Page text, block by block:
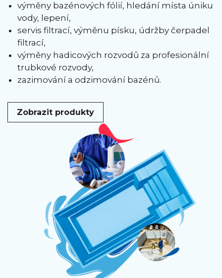
výměny bazénových fólií, hledání místa úniku
vody, lepení,
servis filtrací, výměnu písku, údržby čerpadel
filtrací,
výměny hadicových rozvodů za profesionální
trubkové rozvody,
zazimování a odzimování bazénů.
Zobrazit produkty